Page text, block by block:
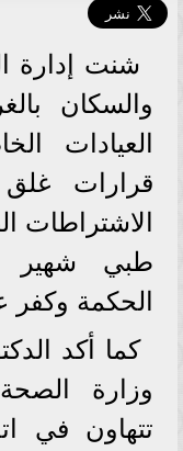
شنت إدارة
والسكان
العيادات
قرارات غلق
الاشتراطات
طبي شهير
الحكمة
كما أكد
وزارة
تتهاون في